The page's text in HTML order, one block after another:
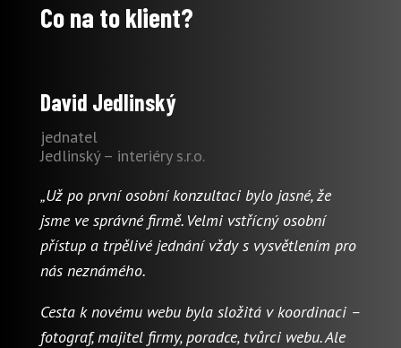
Co na to klient?
David Jedlinský
jednatel
Jedlinský – interiéry s.r.o.
„Už po první osobní konzultaci bylo jasné, že
jsme ve správné firmě. Velmi vstřícný osobní
přístup a trpělivé jednání vždy s vysvětlením pro
nás neznámého.
Cesta k novému webu byla složitá v koordinaci –
fotograf, majitel firmy, poradce, tvůrci webu. Ale